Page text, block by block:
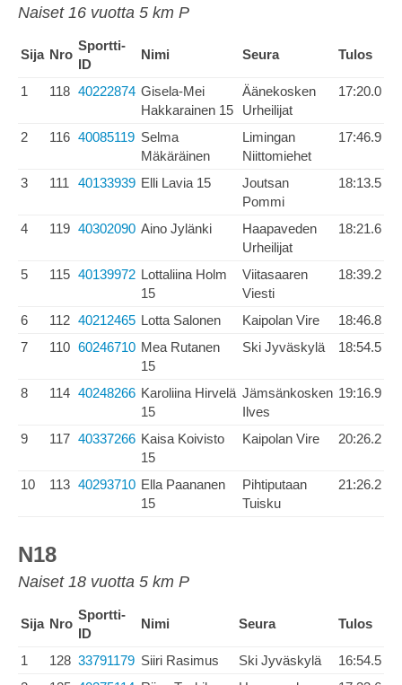
Naiset 16 vuotta 5 km P
Sija Nro
Sportti-
ID
Nimi Seura Tulos
1 118 40222874 Gisela-Mei
Hakkarainen 15
Äänekosken
Urheilijat
17:20.0
2 116 40085119 Selma
Mäkäräinen
Limingan
Niittomiehet
17:46.9
3 111 40133939 Elli Lavia 15
Joutsan
Pommi
18:13.5
4 119 40302090 Aino Jylänki
Haapaveden
Urheilijat
18:21.6
5 115 40139972 Lottaliina Holm
15
Viitasaaren
Viesti
18:39.2
6 112 40212465 Lotta Salonen Kaipolan Vire
18:46.8
7
110 60246710 Mea Rutanen
15
Ski Jyväskylä 18:54.5
8 114 40248266 Karoliina Hirvelä
15
Jämsänkosken
Ilves
19:16.9
9 117 40337266 Kaisa Koivisto
15
Kaipolan Vire 20:26.2
10 113 40293710 Ella Paananen
15
Pihtiputaan
Tuisku
21:26.2
N18
Naiset 18 vuotta 5 km P
Sija Nro
Sportti-
ID
Nimi Seura Tulos
1 128 33791179 Siiri Rasimus Ski Jyväskylä
16:54.5